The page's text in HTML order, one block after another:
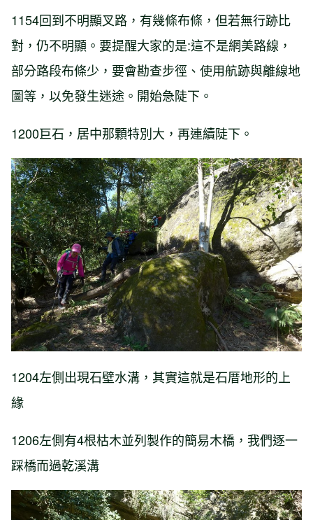
1154回到不明顯叉路，有幾條布條，但若無行跡比
對，仍不明顯。要提醒大家的是:這不是網美路線，
部分路段布條少，要會勘查步徑、使用航跡與離線地
圖等，以免發生迷途。開始急陡下。
1200巨石，居中那顆特別大，再連續陡下。
1204左側出現石壁水溝，其實這就是石厝地形的上
緣
1206左側有4根枯木並列製作的簡易木橋，我們逐一
踩橋而過乾溪溝